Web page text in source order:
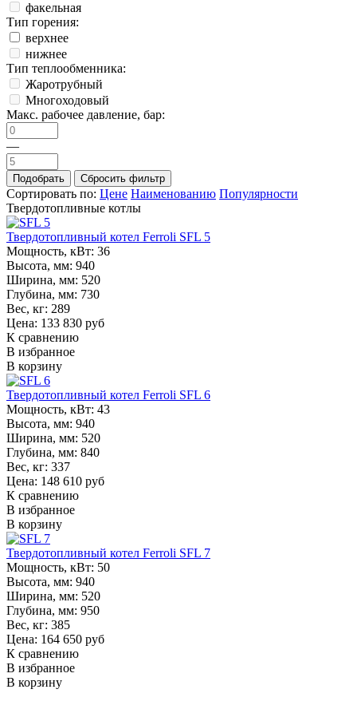
факельная
Тип горения:
верхнее
нижнее
Тип теплообменника:
Жаротрубный
Многоходовый
Макс. рабочее давление, бар:
—
Сортировать по: Цене Наименованию Популярности
Твердотопливные котлы
Твердотопливный котел Ferroli SFL 5
Мощность, кВт: 36
Высота, мм: 940
Ширина, мм: 520
Глубина, мм: 730
Вес, кг: 289
Цена: 133 830 руб
К сравнению
В избранное
В корзину
Твердотопливный котел Ferroli SFL 6
Мощность, кВт: 43
Высота, мм: 940
Ширина, мм: 520
Глубина, мм: 840
Вес, кг: 337
Цена: 148 610 руб
К сравнению
В избранное
В корзину
Твердотопливный котел Ferroli SFL 7
Мощность, кВт: 50
Высота, мм: 940
Ширина, мм: 520
Глубина, мм: 950
Вес, кг: 385
Цена: 164 650 руб
К сравнению
В избранное
В корзину